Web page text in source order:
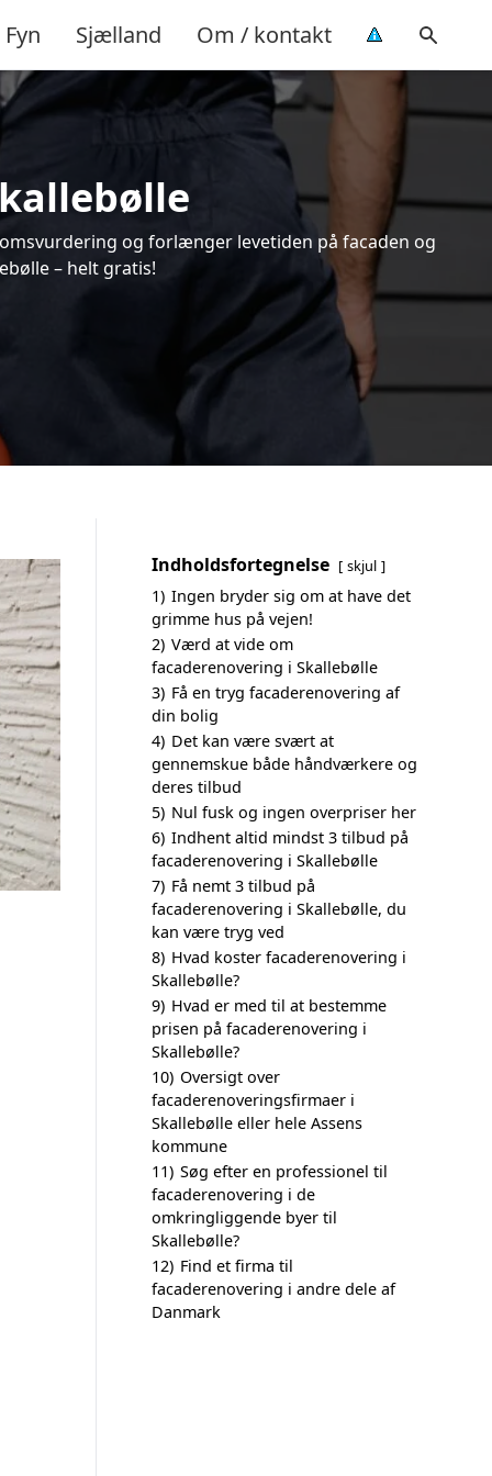
Fyn Sjælland Om / kontakt
og forlænger levetiden på facaden og
– helt gratis!
Indholdsfortegnelse skjul
1) Ingen bryder sig om at have det
grimme hus på vejen!
2) Værd at vide om
facaderenovering i Skallebølle
3) Få en tryg facaderenovering af
din bolig
4) Det kan være svært at
gennemskue både håndværkere og
deres tilbud
5) Nul fusk og ingen overpriser her
6) Indhent altid mindst 3 tilbud på
facaderenovering i Skallebølle
7) Få nemt 3 tilbud på
facaderenovering i Skallebølle, du
kan være tryg ved
8) Hvad koster facaderenovering i
Skallebølle?
9) Hvad er med til at bestemme
prisen på facaderenovering i
Skallebølle?
10) Oversigt over
facaderenoveringsfirmaer i
Skallebølle eller hele Assens
kommune
11) Søg efter en professionel til
facaderenovering i de
omkringliggende byer til
Skallebølle?
12) Find et firma til
facaderenovering i andre dele af
Danmark